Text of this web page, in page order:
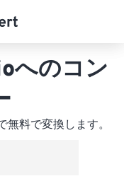
へのコン
料で変換します。